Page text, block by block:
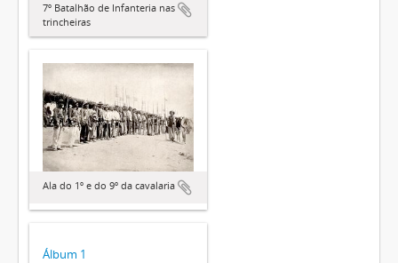
7º Batalhão de Infanteria nas
trincheiras
Ala do 1º e do 9º da cavalaria
Álbum 1